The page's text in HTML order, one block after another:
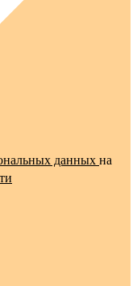
данных на